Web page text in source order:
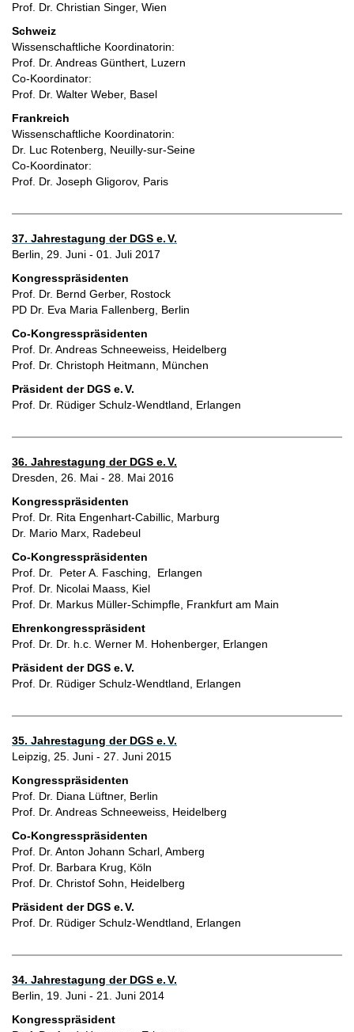
Prof. Dr. Christian Singer, Wien
Schweiz
Wissenschaftliche Koordinatorin:
Prof. Dr. Andreas Günthert, Luzern
Co-Koordinator:
Prof. Dr. Walter Weber, Basel
Frankreich
Wissenschaftliche Koordinatorin:
Dr. Luc Rotenberg, Neuilly-sur-Seine
Co-Koordinator:
Prof. Dr. Joseph Gligorov, Paris
37. Jahrestagung der DGS e.V.
Berlin, 29. Juni - 01. Juli 2017
Kongresspräsidenten
Prof. Dr. Bernd Gerber, Rostock
PD Dr. Eva Maria Fallenberg, Berlin
Co-Kongresspräsidenten
Prof. Dr. Andreas Schneeweiss, Heidelberg
Prof. Dr. Christoph Heitmann, München
Präsident der DGS e.V.
Prof. Dr. Rüdiger Schulz-Wendtland, Erlangen
36. Jahrestagung der DGS e.V.
Dresden, 26. Mai - 28. Mai 2016
Kongresspräsidenten
Prof. Dr. Rita Engenhart-Cabillic, Marburg
Dr. Mario Marx, Radebeul
Co-Kongresspräsidenten
Prof. Dr. Peter A. Fasching, Erlangen
Prof. Dr. Nicolai Maass, Kiel
Prof. Dr. Markus Müller-Schimpfle, Frankfurt am Main
Ehrenkongresspräsident
Prof. Dr. Dr. h.c. Werner M. Hohenberger, Erlangen
Präsident der DGS e.V.
Prof. Dr. Rüdiger Schulz-Wendtland, Erlangen
35. Jahrestagung der DGS e.V.
Leipzig, 25. Juni - 27. Juni 2015
Kongresspräsidenten
Prof. Dr. Diana Lüftner, Berlin
Prof. Dr. Andreas Schneeweiss, Heidelberg
Co-Kongresspräsidenten
Prof. Dr. Anton Johann Scharl, Amberg
Prof. Dr. Barbara Krug, Köln
Prof. Dr. Christof Sohn, Heidelberg
Präsident der DGS e.V.
Prof. Dr. Rüdiger Schulz-Wendtland, Erlangen
34. Jahrestagung der DGS e.V.
Berlin, 19. Juni - 21. Juni 2014
Kongresspräsident